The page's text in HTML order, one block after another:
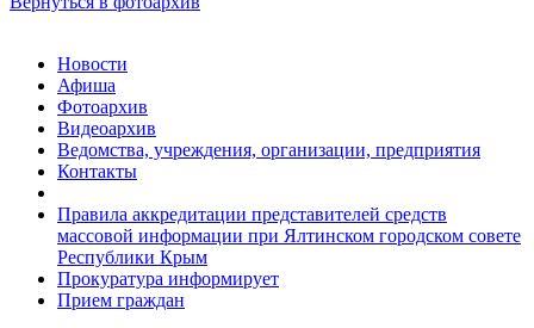
Новости
Афиша
Фотоархив
Видеоархив
Ведомства, учреждения, организации, предприятия
Контакты
Правила аккредитации представителей средств
массовой информации при Ялтинском городском совете
Республики Крым
Прокуратура информирует
Прием граждан